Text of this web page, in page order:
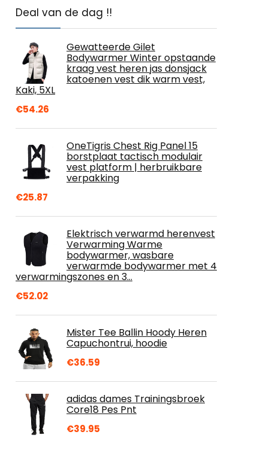
Deal van de dag !!
Gewatteerde Gilet
Bodywarmer Winter opstaande
kraag vest heren jas donsjack
katoenen vest dik warm vest,
Kaki, 5XL
€54.26
OneTigris Chest Rig Panel 15
borstplaat tactisch modulair
vest platform | herbruikbare
verpakking
€25.87
Elektrisch verwarmd herenvest
Verwarming Warme
bodywarmer, wasbare
verwarmde bodywarmer met 4
verwarmingszones en 3…
€52.02
Mister Tee Ballin Hoody Heren
Capuchontrui, hoodie
€36.59
adidas dames Trainingsbroek
Core18 Pes Pnt
€39.95